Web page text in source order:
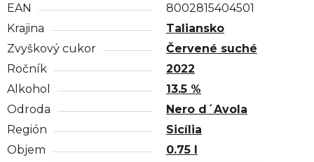
EAN
8002815404501
Krajina
Taliansko
Zvyškový cukor
Červené suché
Ročník
2022
Alkohol
13.5 %
Odroda
Nero d´Avola
Región
Sicília
Objem
0.75 l